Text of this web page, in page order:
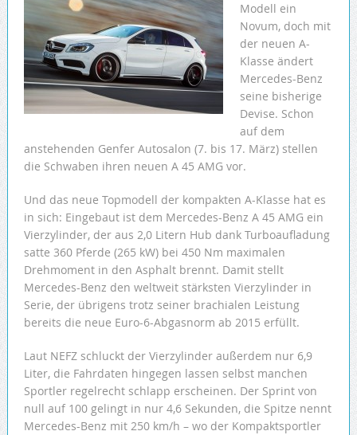
Modell ein
Novum, doch mit
der neuen A-
Klasse ändert
Mercedes-Benz
seine bisherige
Devise. Schon
auf dem
anstehenden Genfer Autosalon (7. bis 17. März) stellen
die Schwaben ihren neuen A 45 AMG vor.
Und das neue Topmodell der kompakten A-Klasse hat es
in sich: Eingebaut ist dem Mercedes-Benz A 45 AMG ein
Vierzylinder, der aus 2,0 Litern Hub dank Turboaufladung
satte 360 Pferde (265 kW) bei 450 Nm maximalen
Drehmoment in den Asphalt brennt. Damit stellt
Mercedes-Benz den weltweit stärksten Vierzylinder in
Serie, der übrigens trotz seiner brachialen Leistung
bereits die neue Euro-6-Abgasnorm ab 2015 erfüllt.
Laut NEFZ schluckt der Vierzylinder außerdem nur 6,9
Liter, die Fahrdaten hingegen lassen selbst manchen
Sportler regelrecht schlapp erscheinen. Der Sprint von
null auf 100 gelingt in nur 4,6 Sekunden, die Spitze nennt
Mercedes-Benz mit 250 km/h – wo der Kompaktsportler